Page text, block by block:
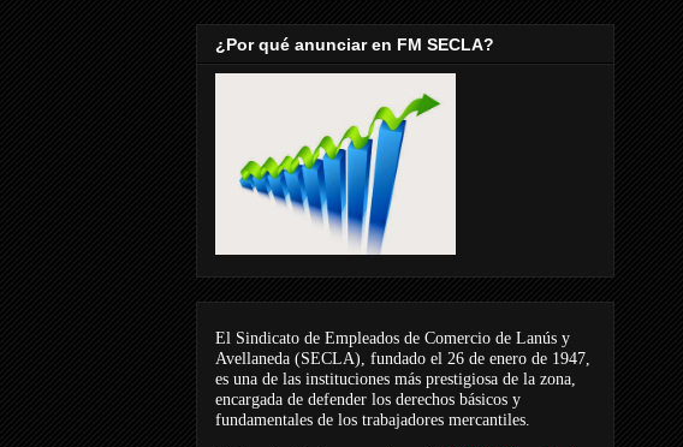
¿Por qué anunciar en FM SECLA?
El Sindicato de Empleados de Comercio de Lanús y
Avellaneda (SECLA), fundado el 26 de enero de 1947,
es una de las instituciones más prestigiosa de la zona,
encargada de defender los derechos básicos y
fundamentales de los trabajadores mercantiles.